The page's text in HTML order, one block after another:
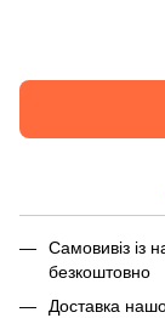
Самовивіз із
безкоштовно
Доставка